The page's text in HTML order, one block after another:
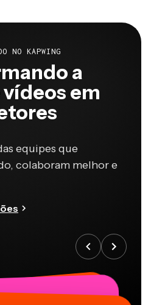
NO KAPWING
a
em
equipes que
colaboram melhor e